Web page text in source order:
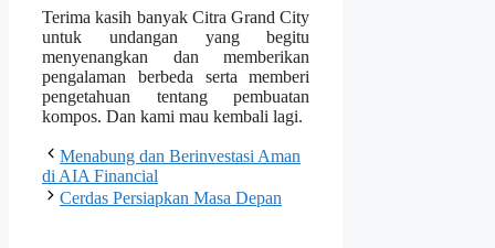
Terima kasih banyak Citra Grand City
untuk undangan yang begitu
menyenangkan dan memberikan
pengalaman berbeda serta memberi
pengetahuan tentang pembuatan
kompos. Dan kami mau kembali lagi.
Menabung dan Berinvestasi Aman
di AIA Financial
Cerdas Persiapkan Masa Depan